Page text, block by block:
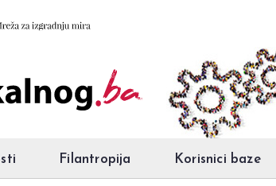
Filantropija Korisnici baze